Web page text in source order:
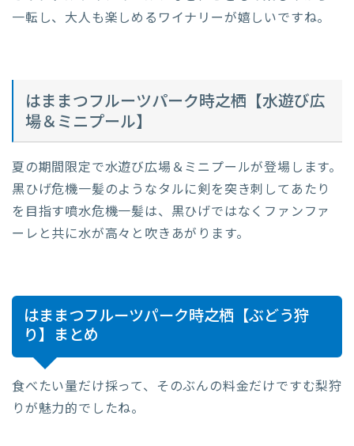
一転し、大人も楽しめるワイナリーが嬉しいですね。
はままつフルーツパーク時之栖【水遊び広
場＆ミニプール】
夏の期間限定で水遊び広場＆ミニプールが登場します。
黒ひげ危機一髪のようなタルに剣を突き刺してあたり
を目指す噴水危機一髪は、黒ひげではなくファンファ
ーレと共に水が高々と吹きあがります。
はままつフルーツパーク時之栖【ぶどう狩
り】まとめ
食べたい量だけ採って、そのぶんの料金だけですむ梨狩
りが魅力的でしたね。